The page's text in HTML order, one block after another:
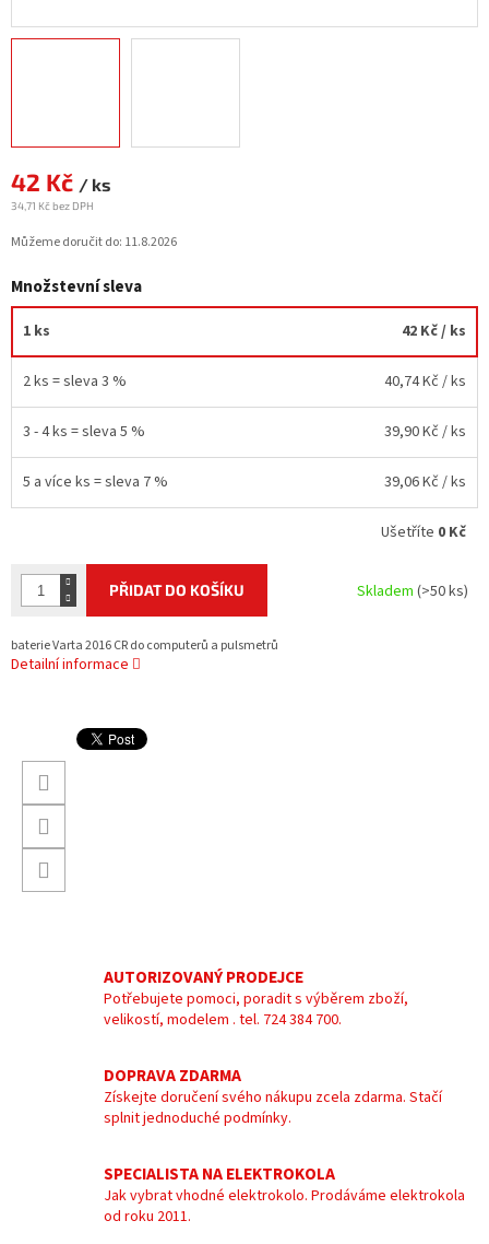
42 Kč / ks
34,71 Kč bez DPH
Měrná
cena:
Můžeme doručit do: 11.8.2026
Množstevní sleva
1 ks 42 Kč/ ks
2 ks = sleva 3 % 40,74 Kč / ks
3 - 4 ks = sleva 5 % 39,90 Kč / ks
5 a více ks = sleva 7 % 39,06 Kč / ks
Ušetříte 0 Kč
PŘIDAT DO KOŠÍKU Skladem(>50 ks)
baterie Varta 2016 CR do computerů a pulsmetrů
Detailní informace
AUTORIZOVANÝ PRODEJCE
Potřebujete pomoci, poradit s výběrem zboží,
velikostí, modelem . tel. 724 384 700.
DOPRAVA ZDARMA
Získejte doručení svého nákupu zcela zdarma. Stačí
splnit jednoduché podmínky.
SPECIALISTA NA ELEKTROKOLA
Jak vybrat vhodné elektrokolo. Prodáváme elektrokola
od roku 2011.